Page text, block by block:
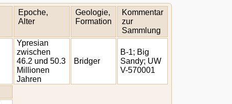
Epoche,
Alter
Geologie,
Formation
Kommentar
zur
Sammlung
Ypresian
zwischen
46.2 und 50.3
Millionen
Jahren
Bridger
B-1; Big
Sandy; UW
V-570001